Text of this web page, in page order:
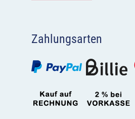
Zahlungsarten